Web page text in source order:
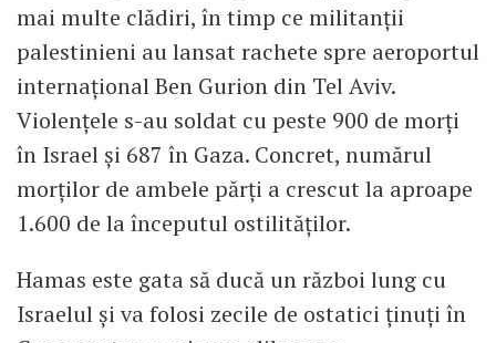
mai multe clădiri, în timp ce militanţii
palestinieni au lansat rachete spre aeroportul
internaţional Ben Gurion din Tel Aviv.
Violenţele s-au soldat cu peste 900 de morţi
în Israel şi 687 în Gaza. Concret, numărul
morților de ambele părți a crescut la aproape
1.600 de la începutul ostilităţilor.
Hamas este gata să ducă un război lung cu
Israelul și va folosi zecile de ostatici ținuți în